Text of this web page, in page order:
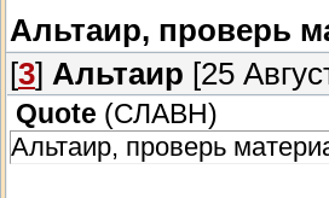
Альтаир, проверь
[3] Альтаир [25
Quote (СЛАВН )
Альтаир, проверь